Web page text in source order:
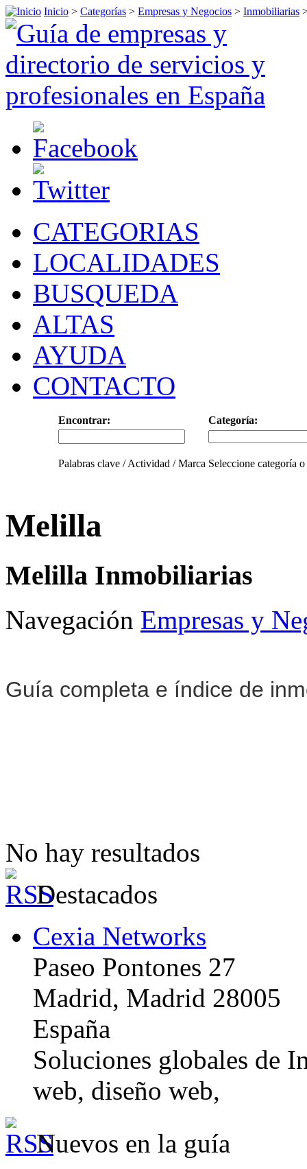
Inicio > Categorías > Empresas y Negocios > Inmobiliarias
CATEGORIAS
LOCALIDADES
BUSQUEDA
ALTAS
AYUDA
CONTACTO
Encontrar: Categoría:
Palabras clave / Actividad / Marca Seleccione categoría
Melilla
Melilla Inmobiliarias
Navegación Empresas y
Guía completa e índice de
No hay resultados
Destacados
Cexia Networks
Paseo Pontones 27
Madrid, Madrid 28005
España
Soluciones globales de
web, diseño web,
Nuevos en la guía